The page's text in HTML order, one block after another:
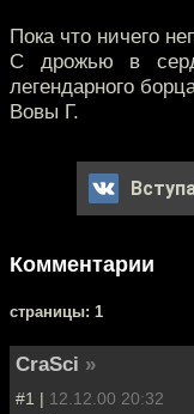
Пока что ничего
С дрожью в
легендарного
Вовы Г.
Комментарии
cтраницы: 1
CraSci »
#1 | 12.12.00 20:32